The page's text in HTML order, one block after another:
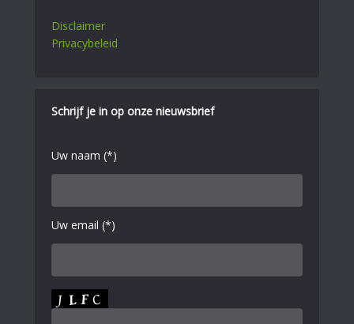
Disclaimer
Privacybeleid
Schrijf je in op onze nieuwsbrief
Uw naam (*)
Uw email (*)